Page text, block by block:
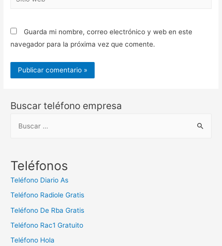
Guarda mi nombre, correo electrónico y web en este
navegador para la próxima vez que comente.
Buscar teléfono empresa
c
:
Teléfonos
Teléfono Diario As
Teléfono Radiole Gratis
Teléfono De Rba Gratis
Teléfono Rac1 Gratuito
Teléfono Hola